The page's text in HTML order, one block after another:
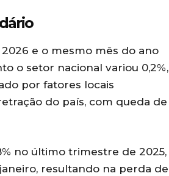
e o mesmo mês do ano
o setor nacional variou 0,2%,
por fatores locais
do país, com queda de
no último trimestre de 2025,
resultando na perda de